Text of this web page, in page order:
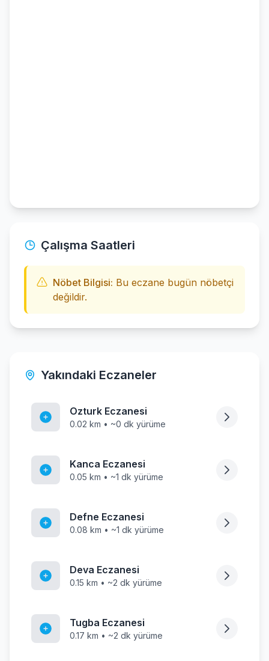
Çalışma Saatleri
Nöbet Bilgisi: Bu eczane bugün nöbetçi
değildir.
Yakındaki Eczaneler
Ozturk Eczanesi
0.02 km • ~0 dk yürüme
Kanca Eczanesi
0.05 km • ~1 dk yürüme
Defne Eczanesi
0.08 km • ~1 dk yürüme
Deva Eczanesi
0.15 km • ~2 dk yürüme
Tugba Eczanesi
0.17 km • ~2 dk yürüme